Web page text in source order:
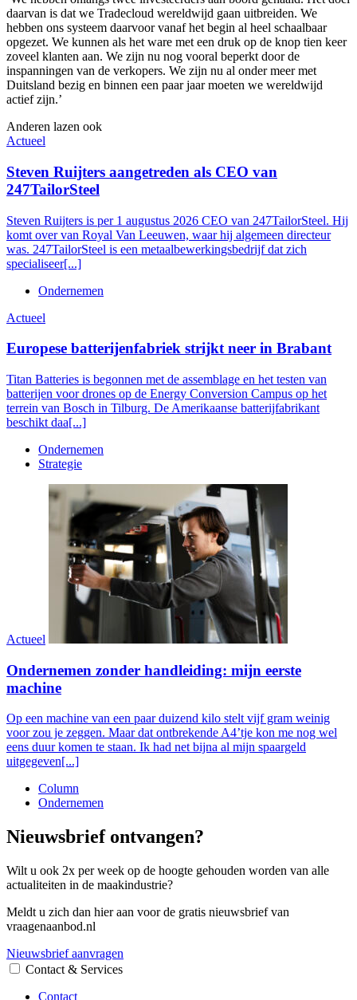
daarvan is dat we Tradecloud wereldwijd gaan uitbreiden. We
hebben ons systeem daarvoor vanaf het begin al heel schaalbaar
opgezet. We kunnen als het ware met een druk op de knop tien keer
zoveel klanten aan. We zijn nu nog vooral beperkt door de
inspanningen van de verkopers. We zijn nu al onder meer met
Duitsland bezig en binnen een paar jaar moeten we wereldwijd
actief zijn.’
Anderen lazen ook
Actueel
Steven Ruijters aangetreden als CEO van
247TailorSteel
Steven Ruijters is per 1 augustus 2026 CEO van 247TailorSteel. Hij
komt over van Royal Van Leeuwen, waar hij algemeen directeur
was. 247TailorSteel is een metaalbewerkingsbedrijf dat zich
specialiseer[...]
Ondernemen
Actueel
Europese batterijenfabriek strijkt neer in Brabant
Titan Batteries is begonnen met de assemblage en het testen van
batterijen voor drones op de Energy Conversion Campus op het
terrein van Bosch in Tilburg. De Amerikaanse batterijfabrikant
beschikt daa[...]
Ondernemen
Strategie
Actueel
Ondernemen zonder handleiding: mijn eerste
machine
Op een machine van een paar duizend kilo stelt vijf gram weinig
voor zou je zeggen. Maar dat ontbrekende A4’tje kon me nog wel
eens duur komen te staan. Ik had net bijna al mijn spaargeld
uitgegeven[...]
Column
Ondernemen
Nieuwsbrief ontvangen?
Wilt u ook 2x per week op de hoogte gehouden worden van alle
actualiteiten in de maakindustrie?
Meldt u zich dan hier aan voor de gratis nieuwsbrief van
vraagenaanbod.nl
Nieuwsbrief aanvragen
Contact & Services
Contact